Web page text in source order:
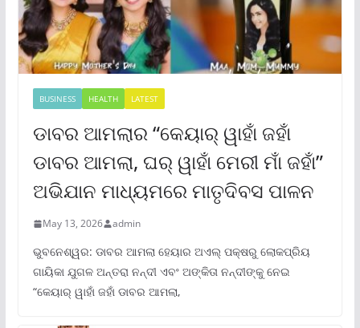
BUSINESS HEALTH LATEST
ଡାବର ଆମଲାର “କେୟାର୍ ୱାହାଁ ଜହାଁ
ଡାବର ଆମଲା, ଘର୍ ୱାହାଁ ମେରୀ ମାଁ ଜହାଁ”
ଅଭିଯାନ ମାଧ୍ୟମରେ ମାତୃଦିବସ ପାଳନ
May 13, 2026 admin
ଭୁବନେଶ୍ୱର: ଡାବର ଆମଲା ହେୟାର ଅଏଲ୍ ପକ୍ଷରୁ ଲୋକପ୍ରିୟ
ଗାୟିକା ଯୁଗଳ ଅନ୍ତରା ନନ୍ଦୀ ଏବଂ ଅଙ୍କିତା ନନ୍ଦୀଙ୍କୁ ନେଇ
“କେୟାର୍ ୱାହାଁ ଜହାଁ ଡାବର ଆମଲା,